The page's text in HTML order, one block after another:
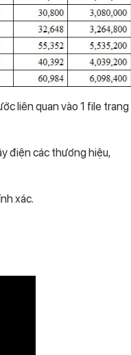
liên quan vào 1 file trang
điện các thương hiệu,
xác.